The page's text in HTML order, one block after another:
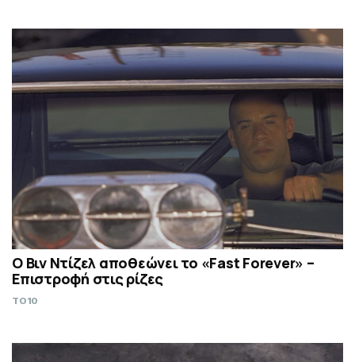
Ο Βιν Ντίζελ αποθεώνει το «Fast Forever» –
Επιστροφή στις ρίζες
TO10